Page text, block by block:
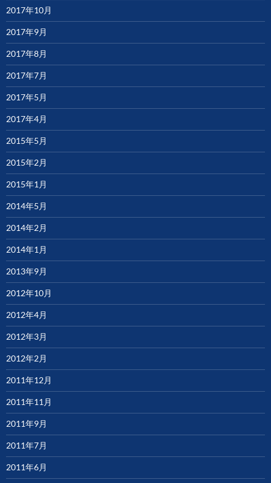
2017年10月
2017年9月
2017年8月
2017年7月
2017年5月
2017年4月
2015年5月
2015年2月
2015年1月
2014年5月
2014年2月
2014年1月
2013年9月
2012年10月
2012年4月
2012年3月
2012年2月
2011年12月
2011年11月
2011年9月
2011年7月
2011年6月